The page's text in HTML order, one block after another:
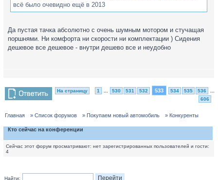
всё было очевидно ещё в 2013
Да пустая тачка абсолютно с очень шумным мотором и стучащая
поршнями. Ни комфорта ни скорости ни комплектации ) Сидения
дешевое все дешевое - внутри дешево все и неудобно
На страницу 1 530 531 532 533 534 535 536
606
Главная » Список форумов » Покупаем новый автомобиль » Конкуренты
Кто сейчас на конференции
Сейчас этот форум просматривают: нет зарегистрированных пользователей и гости:
4
Найти: